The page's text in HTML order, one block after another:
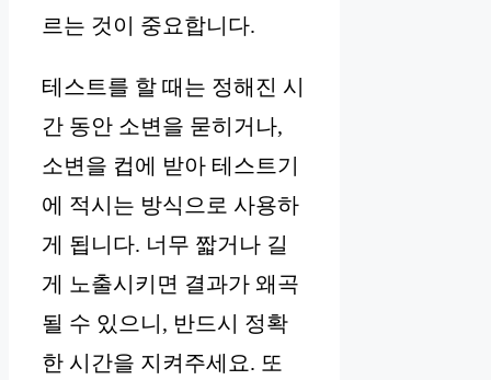
르는 것이 중요합니다.
테스트를 할 때는 정해진 시
간 동안 소변을 묻히거나,
소변을 컵에 받아 테스트기
에 적시는 방식으로 사용하
게 됩니다. 너무 짧거나 길
게 노출시키면 결과가 왜곡
될 수 있으니, 반드시 정확
한 시간을 지켜주세요. 또